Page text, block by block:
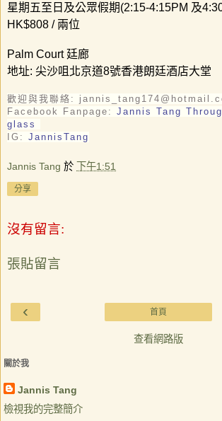
星期五至日及公眾假期(2:15-4:15PM 及
HK$808 / 兩位
Palm Court 廷廊
地址: 尖沙咀北京道8號香港朗廷酒店大堂
歡迎與我聯絡:
Facebook Fanpage: Jannis Tang
glass
IG: JannisTang
Jannis Tang 於 下午1:51
分享
沒有留言:
張貼留言
‹ 首頁
查看網路版
關於我
Jannis Tang
檢視我的完整簡介